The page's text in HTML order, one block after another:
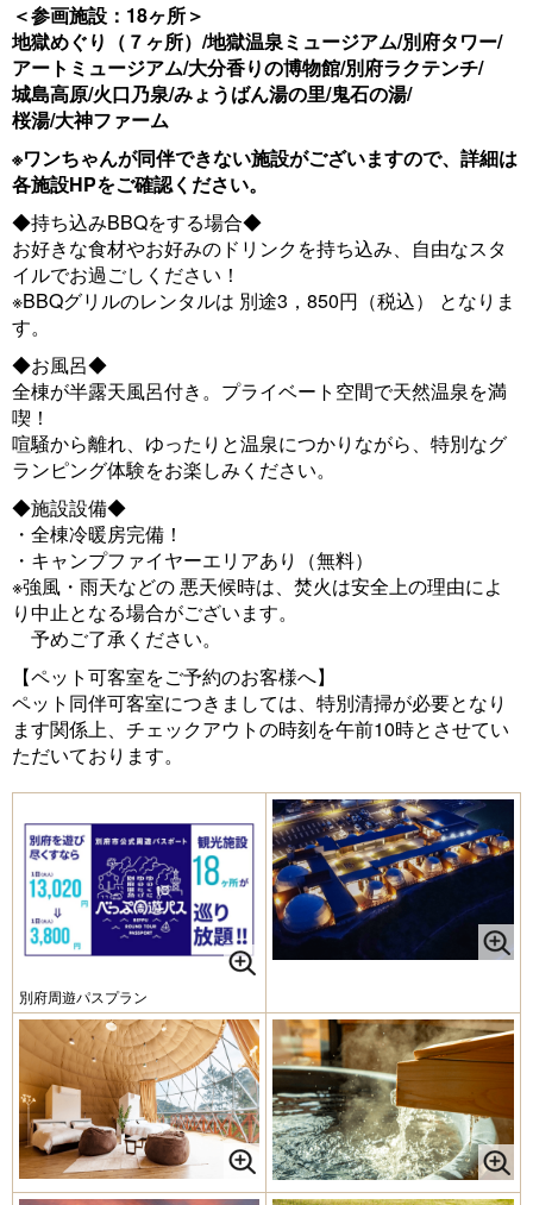
＜参画施設：18ヶ所＞
地獄めぐり（７ヶ所）/地獄温泉ミュージアム/別府タワー/
アートミュージアム/大分香りの博物館/別府ラクテンチ/
城島高原/火口乃泉/みょうばん湯の里/鬼石の湯/
桜湯/大神ファーム
※ワンちゃんが同伴できない施設がございますので、詳細は
各施設HPをご確認ください。
◆持ち込みBBQをする場合◆
お好きな食材やお好みのドリンクを持ち込み、自由なスタ
イルでお過ごしください！
※BBQグリルのレンタルは 別途3，850円（税込） となりま
す。
◆お風呂◆
全棟が半露天風呂付き。プライベート空間で天然温泉を満
喫！
喧騒から離れ、ゆったりと温泉につかりながら、特別なグ
ランピング体験をお楽しみください。
◆施設設備◆
・全棟冷暖房完備！
・キャンプファイヤーエリアあり（無料）
※強風・雨天などの 悪天候時は、焚火は安全上の理由によ
り中止となる場合がございます。
予めご了承ください。
【ペット可客室をご予約のお客様へ】
ペット同伴可客室につきましては、特別清掃が必要となり
ます関係上、チェックアウトの時刻を午前10時とさせてい
ただいております。
別府周遊パスプラン